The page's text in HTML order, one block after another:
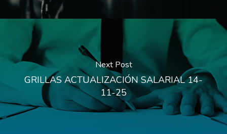
Next Post
GRILLAS ACTUALIZACIÓN SALARIAL 14-
11-25